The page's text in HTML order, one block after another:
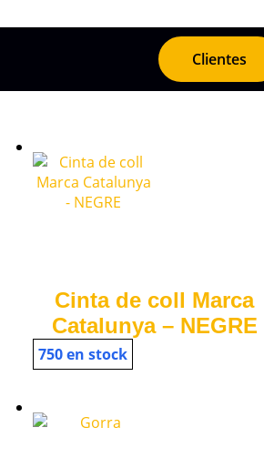
Clientes
Cinta de coll Marca
Catalunya – NEGRE
750 en stock